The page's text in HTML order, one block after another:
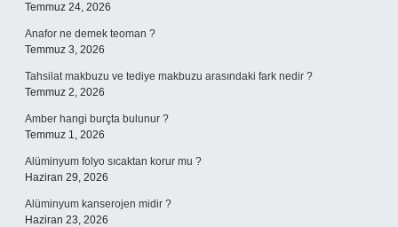
Temmuz 24, 2026
Anafor ne demek teoman ?
Temmuz 3, 2026
Tahsilat makbuzu ve tediye makbuzu arasındaki fark nedir ?
Temmuz 2, 2026
Amber hangi burçta bulunur ?
Temmuz 1, 2026
Alüminyum folyo sıcaktan korur mu ?
Haziran 29, 2026
Alüminyum kanserojen midir ?
Haziran 23, 2026